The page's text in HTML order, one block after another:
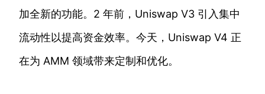
加全新的功能。2 年前，Uniswap V3 引入集中
流动性以提高资金效率。今天，Uniswap V4 正
在为 AMM 领域带来定制和优化。